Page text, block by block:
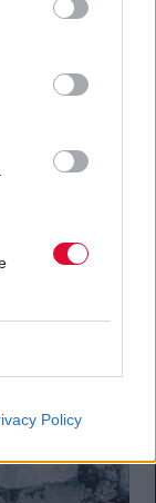
Policy
σε
που
στις πιο
είδους τον